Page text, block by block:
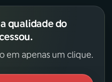
qualidade do
em apenas um clique.